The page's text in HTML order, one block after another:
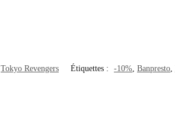
Tokyo Revengers Étiquettes : -10%, Banpresto,